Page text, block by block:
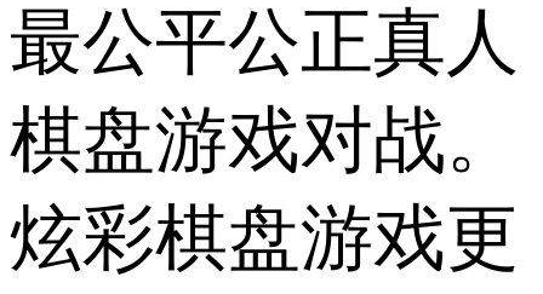
最公平公正真人
棋盘游戏对战。
炫彩棋盘游戏更